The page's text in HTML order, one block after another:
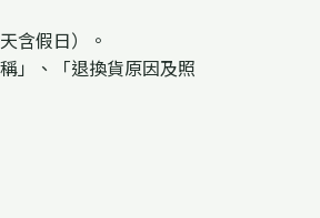
含假日）。
」、「退換貨原因及照